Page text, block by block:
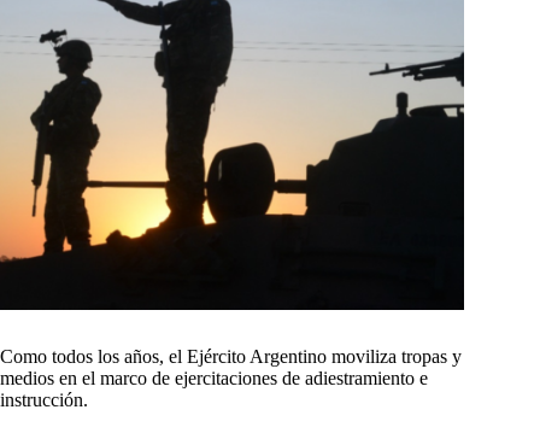
Como todos los años, el Ejército Argentino moviliza tropas y
medios en el marco de ejercitaciones de adiestramiento e
instrucción.